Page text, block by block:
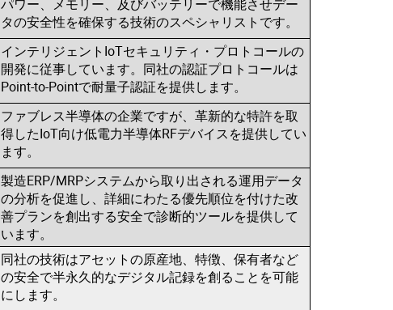
パワー、メモリー、及びバッテリーで機能させデー
タの安全性を確保する技術のスペシャリストです。
インテリジェントIoTセキュリティ・プロトコールの
開発に従事しています。同社の認証プロトコールは
Point-to-Pointで耐量子認証を提供します。
ファブレス半導体の企業ですが、革新的な特許を取
得したIoT向け低電力半導体RFデバイスを提供してい
ます。
製造ERP/MRPシステムから取り出される運用データ
の分析を促進し、詳細にわたる優先順位を付けた改
善プランを創出する安全で診断的ツールを提供して
います。
同社の技術はアセットの原産地、特徴、保有者など
の安全で半永久的なデジタル記録を創ることを可能
にします。